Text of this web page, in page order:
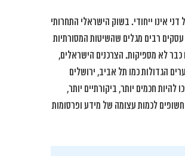
דני אינו ייחודי. בשוק הישראלי התחרותי
2024, עסקים רבים מגלים שהשיטות המסורתיות
לא מספיקות. הצרכנים הישראלים,
הגדולות כמו תל אביב, ירושלים
להיות חכמים יותר, ביקורתיים יותר,
לכמות עצומה של מידע ופרסומות